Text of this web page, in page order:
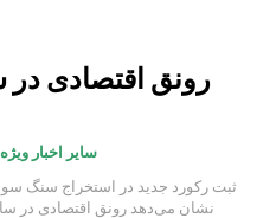
رونق اقتصادی در
سایر اخبار ویژه
ثبت رکورد جدید در استخراج سنگ
نشان می‌دهد رونق اقتصادی در